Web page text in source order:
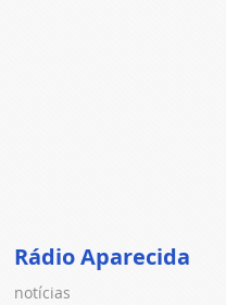
Rádio Aparecida
notícias